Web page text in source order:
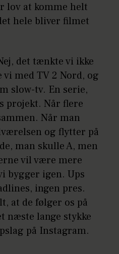
lov at komme helt
hele bliver filmet
det tænkte vi ikke
vi med TV 2 Nord, og
slow-tv. En serie,
projekt. Når flere
Når man
og flytter på
man skulle A, men
vil være mere
bygger igen. Ups
ingen pres.
at de følger os på
næste lange stykke
på Instagram.